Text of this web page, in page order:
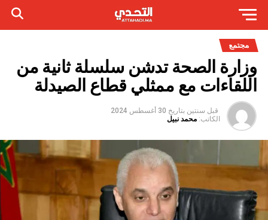
مجتمع
وزارة الصحة تدشن سلسلة ثانية من
اللقاءات مع ممثلي قطاع الصيدلة
قبل سنتين بتاريخ 30 أغسطس 2024
الكاتب: محمد نبيل